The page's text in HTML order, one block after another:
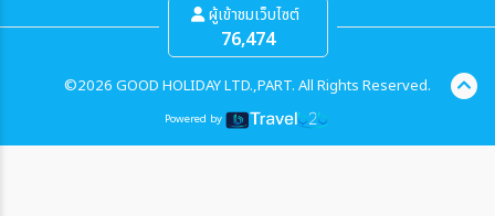
ผู้เข้าชมเว็บไซต์
76,474
©2026 GOOD HOLIDAY LTD.,PART. All Rights Reserved.
Powered by